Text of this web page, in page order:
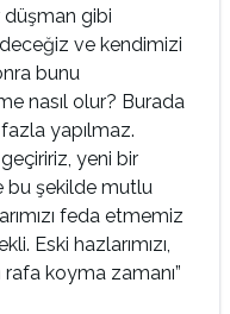
düşman gibi
ve kendimizi
bunu
nasıl olur? Burada
yapılmaz.
yeni bir
bu şekilde mutlu
feda etmemiz
Eski hazlarımızı,
rafa koyma zamanı”